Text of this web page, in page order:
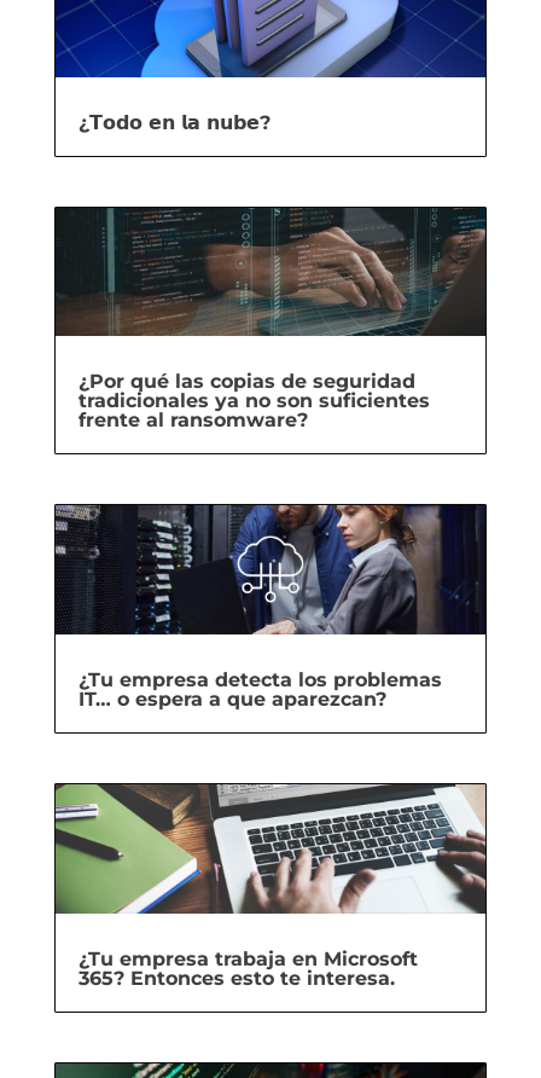
¿𝗧𝗼𝗱𝗼 𝗲𝗻 𝗹𝗮 𝗻𝘂𝗯𝗲?
¿Por qué las copias de seguridad
tradicionales ya no son suficientes
frente al ransomware?
¿Tu empresa detecta los problemas
IT… o espera a que aparezcan?
¿Tu empresa trabaja en Microsoft
365? Entonces esto te interesa.